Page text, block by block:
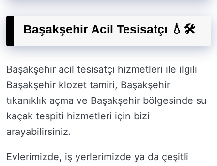
Başakşehir Acil Tesisatçı 💧🛠️
Başakşehir acil tesisatçı hizmetleri ile ilgili
Başakşehir klozet tamiri, Başakşehir
tıkanıklık açma ve Başakşehir bölgesinde su
kaçak tespiti hizmetleri için bizi
arayabilirsiniz.
Evlerimizde, iş yerlerimizde ya da çeşitli